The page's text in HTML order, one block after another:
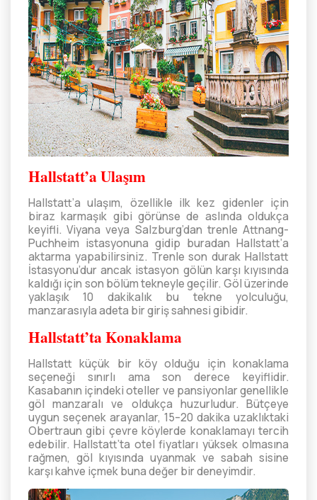
Hallstatt’a Ulaşım
Hallstatt’a ulaşım, özellikle ilk kez gidenler için
biraz karmaşık gibi görünse de aslında oldukça
keyifli. Viyana veya Salzburg’dan trenle Attnang-
Puchheim istasyonuna gidip buradan Hallstatt’a
aktarma yapabilirsiniz. Trenle son durak Hallstatt
İstasyonu’dur ancak istasyon gölün karşı kıyısında
kaldığı için son bölüm tekneyle geçilir. Göl üzerinde
yaklaşık 10 dakikalık bu tekne yolculuğu,
manzarasıyla adeta bir giriş sahnesi gibidir.
Hallstatt’ta Konaklama
Hallstatt küçük bir köy olduğu için konaklama
seçeneği sınırlı ama son derece keyiflidir.
Kasabanın içindeki oteller ve pansiyonlar genellikle
göl manzaralı ve oldukça huzurludur. Bütçeye
uygun seçenek arayanlar, 15–20 dakika uzaklıktaki
Obertraun gibi çevre köylerde konaklamayı tercih
edebilir. Hallstatt’ta otel fiyatları yüksek olmasına
rağmen, göl kıyısında uyanmak ve sabah sisine
karşı kahve içmek buna değer bir deneyimdir.